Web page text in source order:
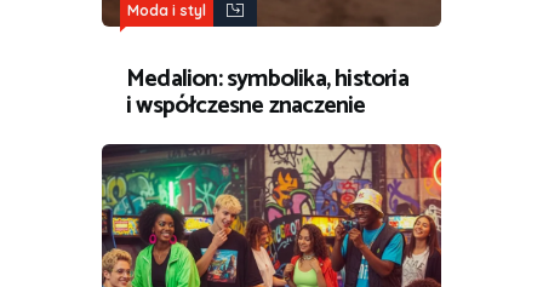
Moda i styl
Medalion: symbolika, historia
i współczesne znaczenie